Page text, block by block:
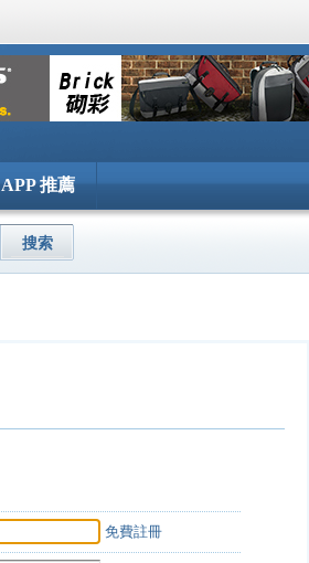
APP 推薦
搜索
免費註冊